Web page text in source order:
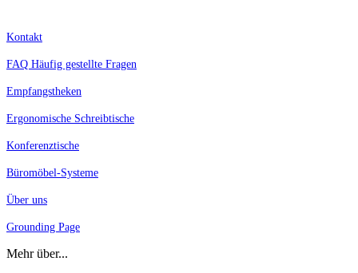
Kontakt
FAQ Häufig gestellte Fragen
Empfangstheken
Ergonomische Schreibtische
Konferenztische
Büromöbel-Systeme
Über uns
Grounding Page
Mehr über...